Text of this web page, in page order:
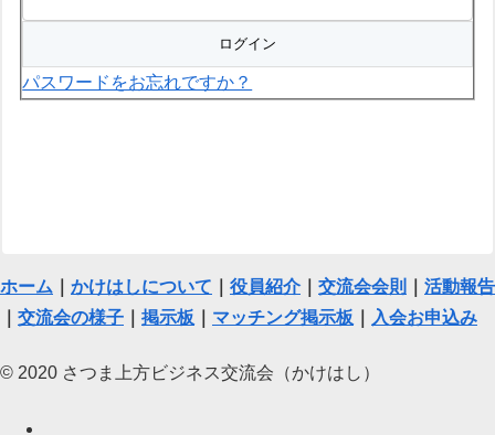
パスワードをお忘れですか？
ホーム かけはしについて 役員紹介｜ 交流会会則
活動報告
交流会の様子 掲示板 マッチング掲示板 入会お申込み
© 2020 さつま上方ビジネス交流会（かけはし）